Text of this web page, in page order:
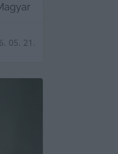
05. 21.